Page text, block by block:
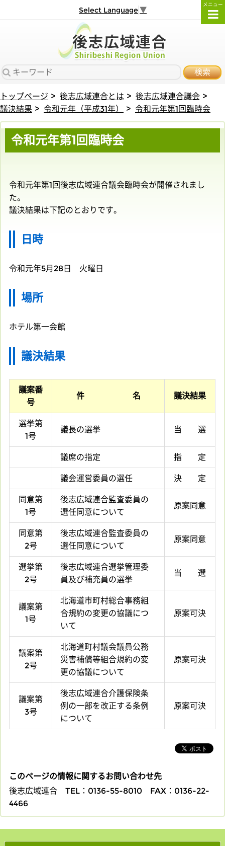
メニュー
Select Language ▼
検索
トップページ 後志広域連合とは
後志広域連合議会
議決結果
令和元年（平成31年） 令和元年第1回臨時会
令和元年第1回臨時会
令和元年第1回後志広域連合議会臨時会が開催されまし
た。
議決結果は下記のとおりです。
日時
令和元年5月28日 火曜日
場所
ホテル第一会館
議決結果
議案番
号
件 名 議決結果
選挙第
1号
議長の選挙 当 選
議席の指定 指 定
議会運営委員の選任 決 定
同意第
1号
後志広域連合監査委員の
選任同意について
原案同意
同意第
2号
後志広域連合監査委員の
選任同意について
原案同意
選挙第
2号
後志広域連合選挙管理委
員及び補充員の選挙
当 選
議案第
1号
北海道市町村総合事務組
合規約の変更の協議につ
いて
原案可決
議案第
2号
北海道町村議会議員公務
災害補償等組合規約の変
更の協議について
原案可決
議案第
3号
後志広域連合介護保険条
例の一部を改正する条例
について
原案可決
このページの情報に関するお問い合わせ先
後志広域連合
TEL：0136-55-8010
FAX：0136-22-
4466